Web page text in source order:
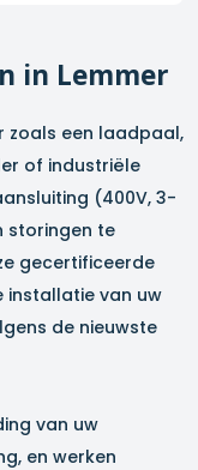
in Lemmer
zoals een laadpaal,
of industriële
(400V, 3-
storingen te
gecertificeerde
installatie van uw
de nieuwste
van uw
en werken